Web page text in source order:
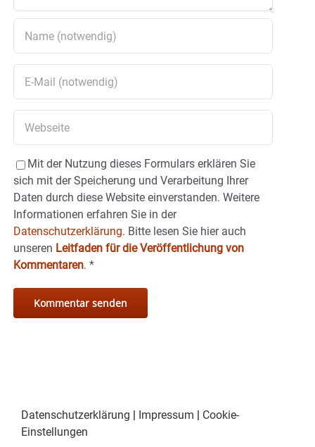
Mit der Nutzung dieses Formulars erklären Sie
sich mit der Speicherung und Verarbeitung Ihrer
Daten durch diese Website einverstanden. Weitere
Informationen erfahren Sie in der
Datenschutzerklärung. Bitte lesen Sie hier auch
unseren Leitfaden für die Veröffentlichung von
Kommentaren. *
Datenschutzerklärung Impressum
Cookie-
Einstellungen